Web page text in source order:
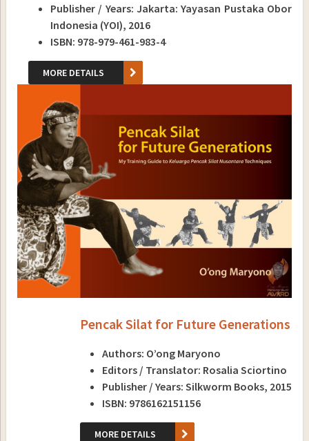
Publisher / Years: Jakarta: Yayasan Pustaka Obor
Indonesia (YOI), 2016
ISBN: 978-979-461-983-4
MORE DETAILS
Pencak Silat for Future Generations
Authors: O’ong Maryono
Editors / Translator: Rosalia Sciortino
Publisher / Years: Silkworm Books, 2015
ISBN: 9786162151156
MORE DETAILS